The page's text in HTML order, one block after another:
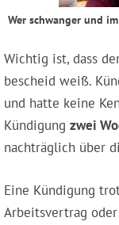
Wer schwanger und
Wichtig ist, dass
bescheid weiß.
und hatte keine
Kündigung zwei
nachträglich über
Eine Kündigung
Arbeitsvertrag